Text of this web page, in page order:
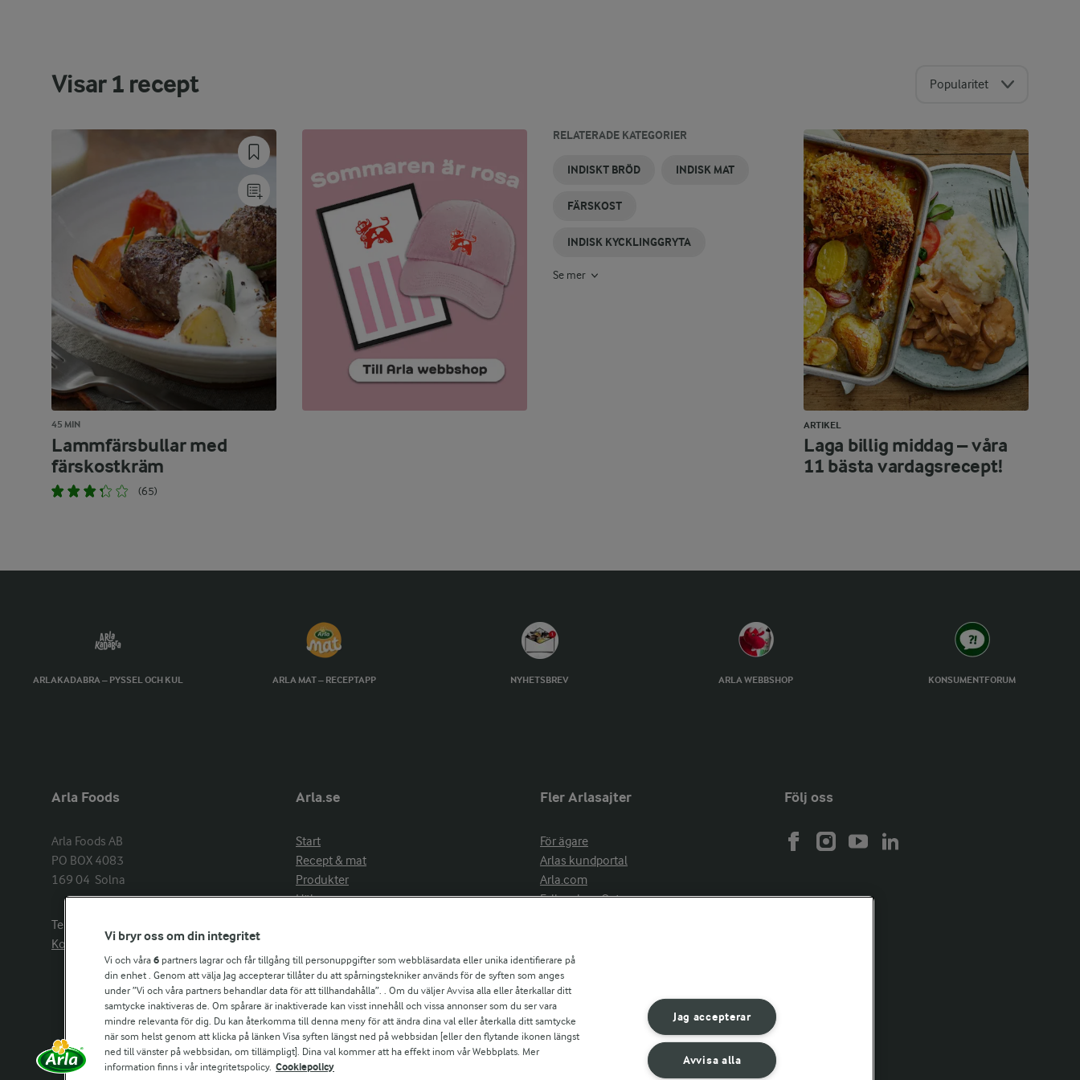
Visar1 recept Popularitet
45 MIN
Lammfärsbullar med
färskostkräm
(65)
RELATERADE KATEGORIER
INDISKT BRÖD INDISK MAT
FÄRSKOST
INDISK KYCKLINGGRYTA
PANEER
INDISKT
RIS
INDISK
KYCKLING
INDISK
GRYTA
INDISK
SÅS
CROSTINI
MED
Se mer
ARTIKEL
Laga billig middag – våra
11 bästa vardagsrecept!
ARLAKADABRA – PYSSEL OCH KUL ARLA MAT – RECEPTAPP NYHETSBREV ARLA WEBBSHOP KONSUMENTFORUM
Arla Foods
Arla Foods AB
PO BOX 4083
169 04  Solna
Telefon:
Kontakta oss
Arla.se
Start
Recept & mat
Produkter
Hälsa
Aktuellt
Om Arla
Nyheter & press
Jobb & karriär
Kontakta oss
Fler Arlasajter
För ägare
Arlas kundportal
Arla.com
Falbygdens Ost
Följ oss
Vi bryr oss om din integritet
Vi och våra 6 partners lagrar och får tillgång till personuppgifter som webbläsardata eller unika identifierare på
din enhet . Genom att välja Jag accepterar tillåter du att spårningstekniker används för de syften som anges
under ”Vi och våra partners behandlar data för att tillhandahålla”. . Om du väljer Avvisa alla eller återkallar ditt
samtycke inaktiveras de. Om spårare är inaktiverade kan visst innehåll och vissa annonser som du ser vara
mindre relevanta för dig. Du kan återkomma till denna meny för att ändra dina val eller återkalla ditt samtycke
när som helst genom att klicka på länken Visa syften längst ned på webbsidan [eller den flytande ikonen längst
ned till vänster på webbsidan, om tillämpligt]. Dina val kommer att ha effekt inom vår Webbplats. Mer
information finns i vår integritetspolicy. Cookiepolicy
Jag accepterar
Avvisa alla